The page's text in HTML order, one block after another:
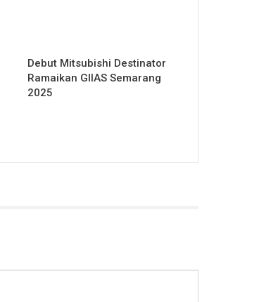
Debut Mitsubishi Destinator
Ramaikan GIIAS Semarang
2025